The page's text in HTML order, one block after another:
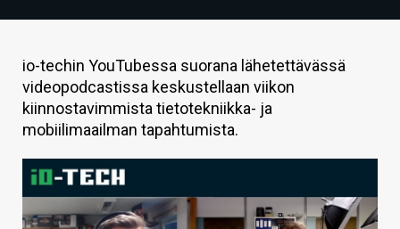
HINTA.FI
KAUPPA
VAIHDA TEEMA
io-techin YouTubessa suorana lähetettävässä
videopodcastissa keskustellaan viikon
kiinnostavimmista tietotekniikka- ja
mobiilimaailman tapahtumista.